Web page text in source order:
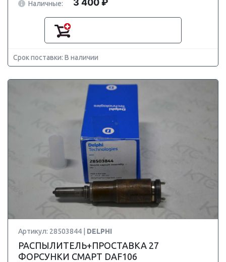
Наличные: 3 400 ₽
Срок поставки: В наличии
Артикул: 28503844 | DELPHI
РАСПЫЛИТЕЛЬ+ПРОСТАВКА 27
ФОРСУНКИ СМАРТ DAF106